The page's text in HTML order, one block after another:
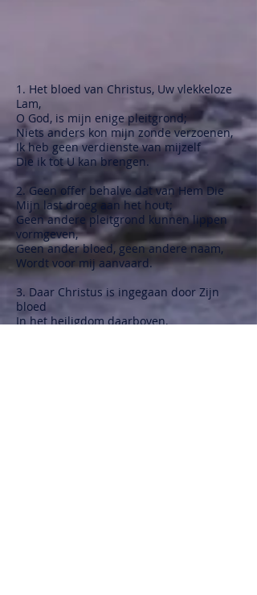
1. Het bloed van Christus, Uw vlekkeloze
Lam,
O God, is mijn enige pleitgrond;
Niets anders kon mijn zonde verzoenen,
Ik heb geen verdienste van mijzelf
Die ik tot U kan brengen.
2. Geen offer behalve dat van Hem Die
Mijn last droeg aan het hout;
Geen andere pleitgrond kunnen lippen
vormgeven,
Geen ander bloed, geen andere naam,
Wordt voor mij aanvaard.
3. Daar Christus is ingegaan door Zijn
bloed
In het heiligdom daarboven,